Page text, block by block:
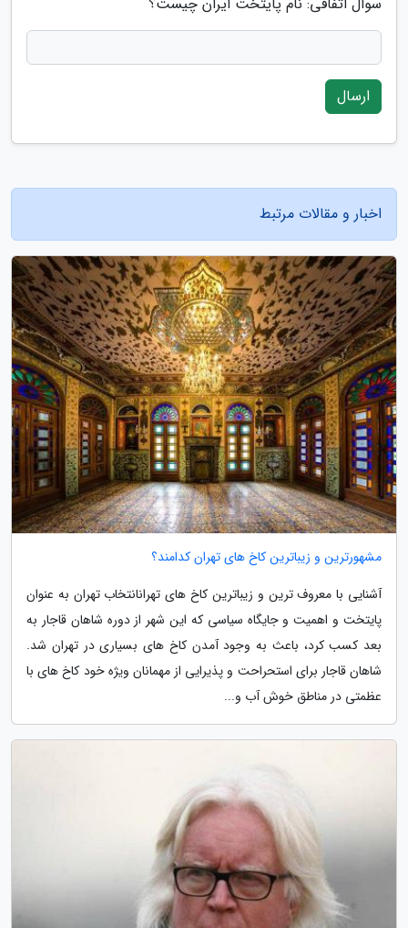
ارسال
اخبار و مقالات مرتبط
مشهورترین و زیباترین کاخ های تهران کدامند؟
آشنایی با معروف ترین و زیباترین کاخ های تهرانانتخاب تهران به عنوان
پایتخت و اهمیت و جایگاه سیاسی که این شهر از دوره شاهان قاجار به
بعد کسب کرد، باعث به وجود آمدن کاخ های بسیاری در تهران شد.
شاهان قاجار برای استحراحت و پذیرایی از مهمانان ویژه خود کاخ های با
عظمتی در مناطق خوش آب و...